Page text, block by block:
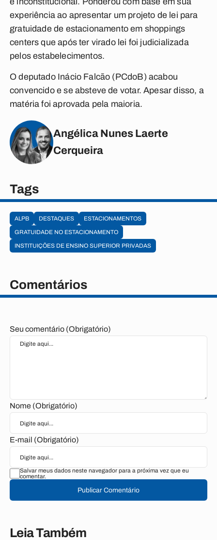
experiência ao apresentar um projeto de lei para
gratuidade de estacionamento em shoppings
centers que após ter virado lei foi judicializada
pelos estabelecimentos.
O deputado Inácio Falcão (PCdoB) acabou
convencido e se absteve de votar. Apesar disso, a
matéria foi aprovada pela maioria.
Angélica Nunes Laerte
Cerqueira
Tags
ALPB DESTAQUES
ESTACIONAMENTOS
GRATUIDADE NO ESTACIONAMENTO
INSTITUIÇÕES DE ENSINO SUPERIOR PRIVADAS
Comentários
Seu comentário (Obrigatório)
Nome (Obrigatório)
E-mail (Obrigatório)
Salvar meus dados neste navegador para a próxima vez que eu
comentar.
Publicar Comentário
Leia Também